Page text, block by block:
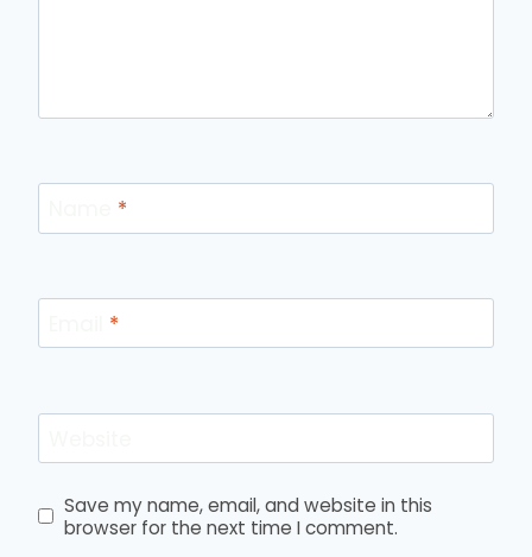
*
*
Save my name, email, and website in this
browser for the next time I comment.